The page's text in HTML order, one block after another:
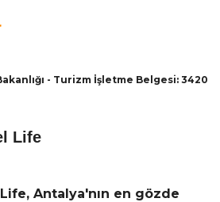
- Turizm İşletme Belgesi: 3420
Life
, Antalya'nın en gözde